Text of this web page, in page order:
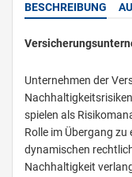
BESCHREIBUNG
Unternehmen der
spielen als
Rolle im Übergang
dynamischen
Nachhaltigkeit